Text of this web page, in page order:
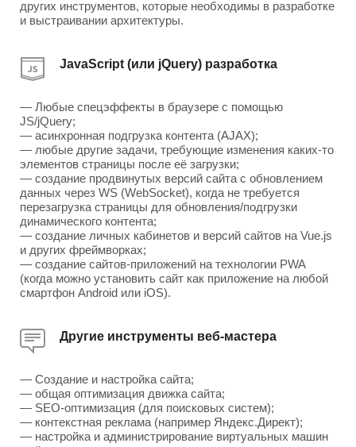
других инструментов, которые необходимы в разработке
и выстраивании архитектуры.
JavaScript (или jQuery) разработка
— Любые спецэффекты в браузере с помощью
JS/jQuery;
— асинхронная подгрузка контента (AJAX);
— любые другие задачи, требующие изменения каких-то
элементов страницы после её загрузки;
— создание продвинутых версий сайта с обновлением
данных через WS (WebSocket), когда не требуется
перезагрузка страницы для обновления/подгрузки
динамического контента;
— создание личных кабинетов и версий сайтов на Vue.js
и других фреймворках;
— создание сайтов-приложений на технологии PWA
(когда можно установить сайт как приложение на любой
смартфон Android или iOS).
Другие инструменты веб-мастера
— Создание и настройка сайта;
— общая оптимизация движка сайта;
— SEO-оптимизация (для поисковых систем);
— контекстная реклама (например Яндекс.Директ);
— настройка и администрирование виртуальных машин